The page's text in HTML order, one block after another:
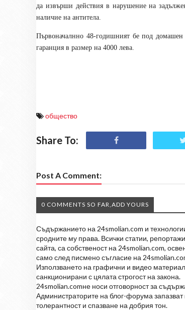
да извърши действия в нарушение на
наличие на антитела.
Първоначалнно 48-годишният бе под
гаранция в размер на 4000 лева.
общество
Share To:
Post A Comment:
0 COMMENTS SO FAR,ADD YOURS
Съдържанието на 24smolian.com и
сродните му права. Всички статии,
сайта, са собственост на 24smolian.com,
само след писмено съгласие на
Използването на графични и видео
санкционирани с цялата строгост на закона.
24smolian.comне носи отговорност за
Администраторите на блог-форума
толерантност и спазване на добрия тон.